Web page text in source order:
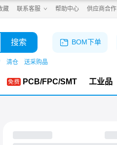
藏 联系客服 帮助中心 供应商合作
搜索
清仓 送采购晶
BOM下单
PCB/FPC/SMT 工业品